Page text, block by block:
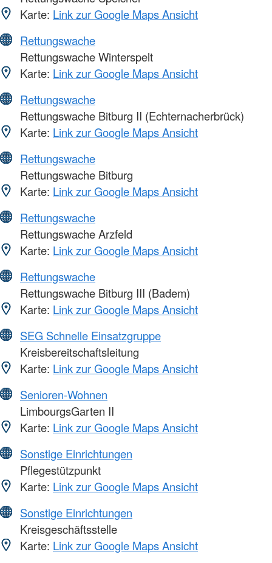
Karte: Link zur Google Maps Ansicht
Rettungswache
Rettungswache Winterspelt
Karte: Link zur Google Maps Ansicht
Rettungswache
Rettungswache Bitburg II (Echternacherbrück)
Karte: Link zur Google Maps Ansicht
Rettungswache
Rettungswache Bitburg
Karte: Link zur Google Maps Ansicht
Rettungswache
Rettungswache Arzfeld
Karte: Link zur Google Maps Ansicht
Rettungswache
Rettungswache Bitburg III (Badem)
Karte: Link zur Google Maps Ansicht
SEG Schnelle Einsatzgruppe
Kreisbereitschaftsleitung
Karte: Link zur Google Maps Ansicht
Senioren-Wohnen
LimbourgsGarten II
Karte: Link zur Google Maps Ansicht
Sonstige Einrichtungen
Pflegestützpunkt
Karte: Link zur Google Maps Ansicht
Sonstige Einrichtungen
Kreisgeschäftsstelle
Karte: Link zur Google Maps Ansicht